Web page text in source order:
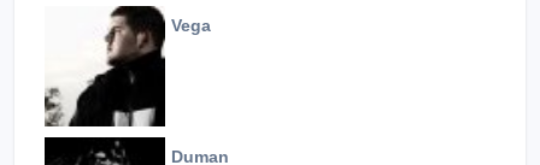
Vega
Duman